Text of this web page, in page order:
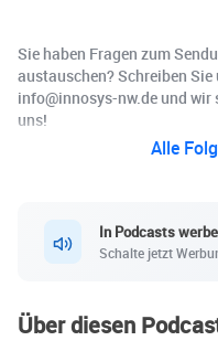
Sie haben Fragen zum
austauschen? Schreiben
info@innosys-nw.de und
uns!
Alle
In Podcasts
Schalte jetzt
Über diesen